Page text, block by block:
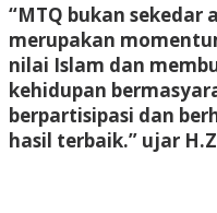
“MTQ bukan sekedar
merupakan
nilai Islam dan
kehidupan
berpartisipasi dan
hasil terbaik.” ujar